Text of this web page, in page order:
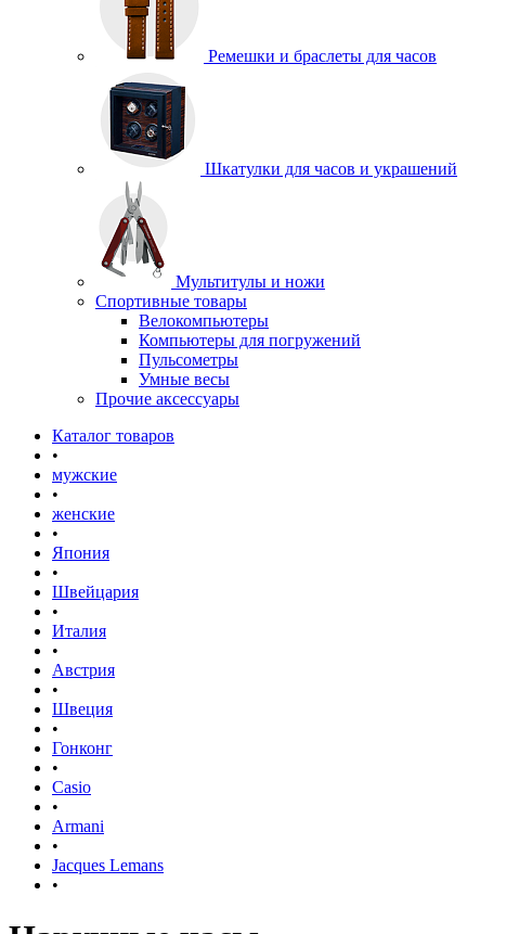
Ремешки и браслеты для часов
Шкатулки для часов и украшений
Мультитулы и ножи
Спортивные товары
Велокомпьютеры
Компьютеры для погружений
Пульсометры
Умные весы
Прочие аксессуары
Каталог товаров
•
мужские
•
женские
•
Япония
•
Швейцария
•
Италия
•
Австрия
•
Швеция
•
Гонконг
•
Casio
•
Armani
•
Jacques Lemans
•